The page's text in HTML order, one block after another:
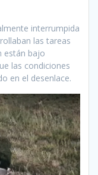
interrumpida
las tareas
están bajo
las condiciones
en el desenlace.